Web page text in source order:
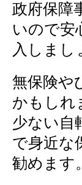
政府保障
いので安
入しまし
無保険や
かもしれ
少ない自
で身近な
勧めます。